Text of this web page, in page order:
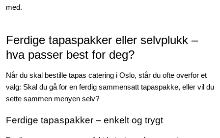
med.
Ferdige tapaspakker eller selvplukk –
hva passer best for deg?
Når du skal bestille tapas catering i Oslo, står du ofte overfor et
valg: Skal du gå for en ferdig sammensatt tapaspakke, eller vil du
sette sammen menyen selv?
Ferdige tapaspakker – enkelt og trygt